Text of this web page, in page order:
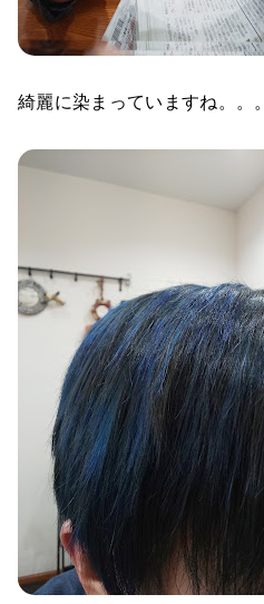
綺麗に染まっていますね。。。